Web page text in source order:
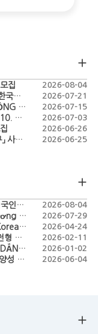
집 2026-08-04
2026-2027학년도 초중고등학교 베트남인 한국어 교원 모집 공고 - TUYỂN DỤNG GIÁO VIÊN TIẾNG HÀN BẬC TIỂU HỌC, THCS, THPT NĂM HỌC 2026-2027 2026-07-21
제44기 자체 한국어 강좌 수강생 모집 - THÔNG BÁO CHIÊU SINH HỌC VIÊN LỚP TIẾNG HÀN KHÓA 44 2026-07-15
제108회 한국어능력시험 시행 안내 (2026. 10. 18.) 2026-07-03
2026-06-26
「TOPIK 문항의 사회문화적 적합성 분석 연구」 사업 간접보조사업자 공모 (재공고) 2026-06-25
「2027학년도 전기 학부/대학 CNU-ASIA 외국인특별전형 모집요강」 TUYỂN SINH CHƯƠNG TRÌNH CNU-ASIA DÀNH CHO SINH VIÊN QUỐC TẾ HỆ ĐẠI HỌC/ CAO HỌC NĂM 2027 2026-08-04
[경북대학교 2026 해외공관 특별전형] Chương trình tuyển sinh đặc biệt năm 2026 của Đại học Quốc gia Kyungpook (Kyungpook National University) 2026-07-29
[경북대학교-한국국제협력단 Republic of Korea Scholarship Program – Master’s in Agriculture 2026] CHƯƠNG TRÌNH HỌC BỔNG KOICA - KNU 2026 2026-04-24
[한국외국어대학교- 2026학년도 9월 입학 전형 모집요강 ]-THÔNG TIN TUYỂN SINH HỌC KỲ THÁNG 9 NĂM 2026-CHƯƠNG TRÌNH TUYỂN SINH ĐẶC BIỆT DÀNH CHO SINH VIÊN QUỐC TẾ 2026-02-11
외국인 유학생 가이드북 SỔ TAY HƯỚNG DẪN DÀNH CHO DU HỌC SINH HÀN QUỐC 2026-01-02
(2026학년도 KOICA-충남대학교 전문인재 양성 프로그램 모집요강) KOICA-CNU NEXT Fellowship 2026 2026-06-04